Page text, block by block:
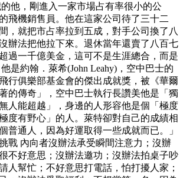
他，剛進入一家市場占有率很小的公
飛機銷售員。他在這家公司待了三十二
，就把市占率拉到五成，對手公司換了八
辦法把他拉下來。退休當年還賣了八百七
過一千億美金，這可不是生涯總合，而是
是約翰．萊希(John Leahy)，空中巴士的
行俱樂部基金會的傑出成就獎，被《華爾
的傳奇」，空中巴士執行長讚美他是「獨
人能超越」，身邊的人形容他是個「極度
度有野心」的人。萊特卻對自己的成績相
普通人，因為好運取得一些成就而已。」
戰 內向者沒辦法承受瞬間注意力；沒辦
不好意思；沒辦法邀功；沒辦法拍桌子吵
人幫忙；不好意思打電話，怕打擾人家；